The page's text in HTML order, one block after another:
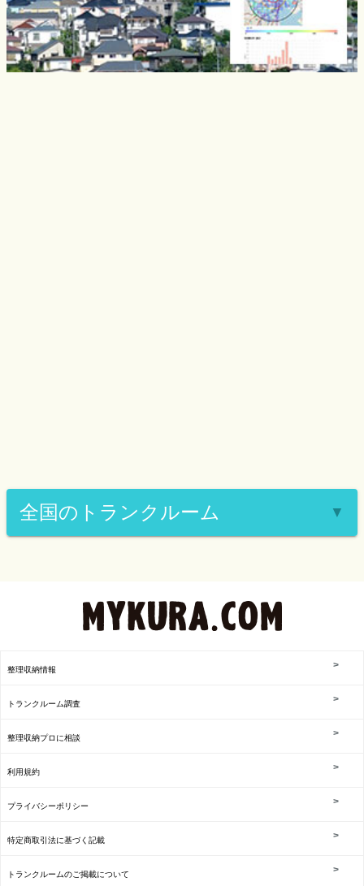
全国のトランクルーム
整理収納情報
トランクルーム調査
整理収納プロに相談
利用規約
プライバシーポリシー
特定商取引法に基づく記載
トランクルームのご掲載について